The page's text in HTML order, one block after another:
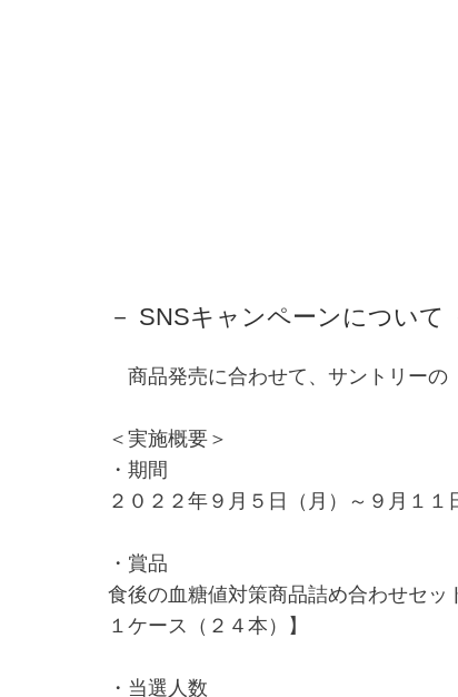
－ SNSキャンペーンについて
商品発売に合わせて、サントリーの
＜実施概要＞
・期間
２０２２年９月５日（月）～９月１１
・賞品
食後の血糖値対策商品詰め合わせセ
１ケース（２４本）】
・当選人数